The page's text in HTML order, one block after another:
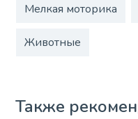
Мелкая моторика
Животные
Также